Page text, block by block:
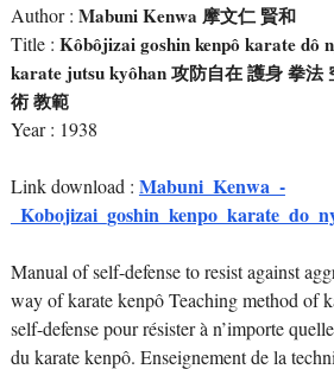
Author : Mabuni Kenwa 摩文仁 賢和
Title : Kôbôjizai goshin kenpô karate dô
karate jutsu kyôhan 攻防自在 護身 拳法
術 教範
Year : 1938
Link download : Mabuni_Kenwa_-
Manual of self-defense to resist against
way of karate kenpô Teaching method of
self-defense pour résister à n’importe
du karate kenpô. Enseignement de la